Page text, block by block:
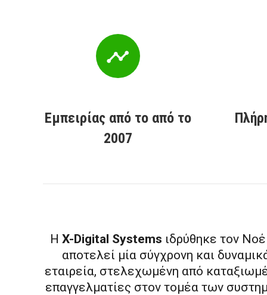
Εμπειρίας από το από το
2007
Η X-Digital Systems ιδρύθηκε τον
αποτελεί μία σύγχρονη και
εταιρεία, στελεχωμένη από
επαγγελματίες στον τομέα των